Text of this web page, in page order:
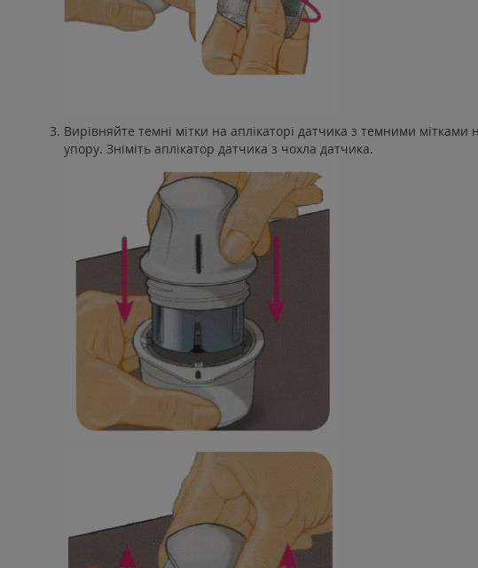
Вирівняйте темні мітки на аплікаторі датчика з темними
упору. Зніміть аплікатор датчика з чохла датчика.